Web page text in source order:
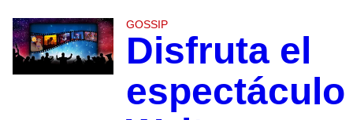
GOSSIP
Disfruta el
espectáculo